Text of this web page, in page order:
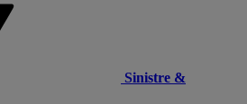
Sinistre &